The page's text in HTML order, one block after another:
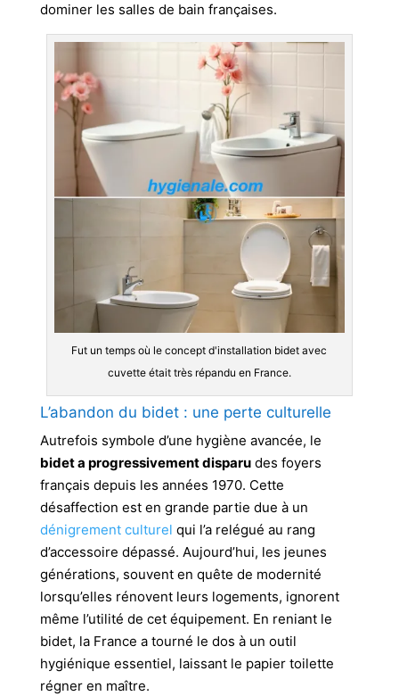
dominer les salles de bain françaises.
Fut un temps où le concept d'installation bidet avec
cuvette était très répandu en France.
L’abandon du bidet : une perte culturelle
Autrefois symbole d’une hygiène avancée, le
bidet a progressivement disparudes foyers
français depuis les années 1970. Cette
désaffection est en grande partie due à un
dénigrement culturel qui l’a relégué au rang
d’accessoire dépassé. Aujourd’hui, les jeunes
générations, souvent en quête de modernité
lorsqu’elles rénovent leurs logements, ignorent
même l’utilité de cet équipement. En reniant le
bidet, la France a tourné le dos à un outil
hygiénique essentiel, laissant le papier toilette
régner en maître.